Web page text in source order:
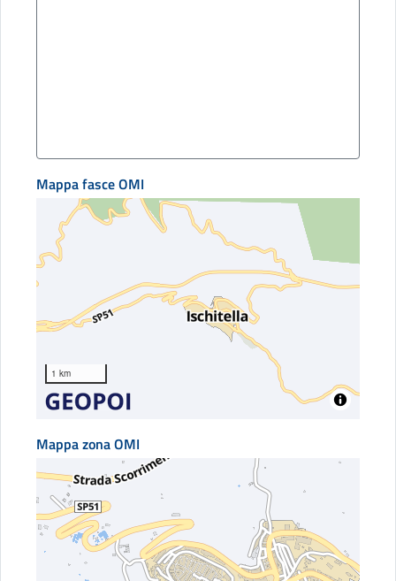
Mappa fasce OMI
1 km
Mappa zona OMI